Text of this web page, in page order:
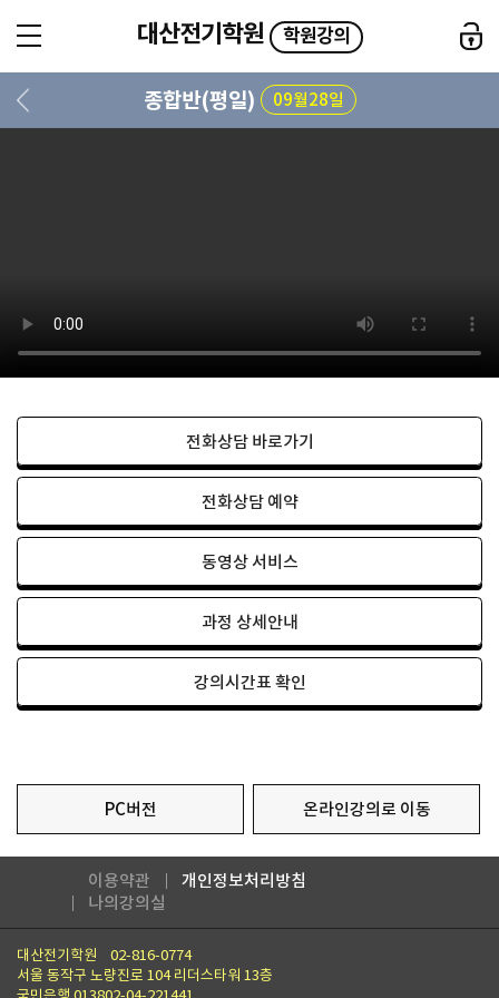
대산전기학원 학원강의
종합반(평일) 09월28일
전화상담 바로가기
전화상담 예약
동영상 서비스
과정 상세안내
강의시간표 확인
PC버전 온라인강의로 이동
이용약관
개인정보처리방침
나의강의실
대산전기학원
02-816-0774
서울 동작구 노량진로 104 리더스타워 13층